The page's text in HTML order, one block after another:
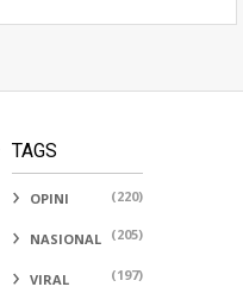
TAGS
OPINI (220)
NASIONAL (205)
VIRAL (197)